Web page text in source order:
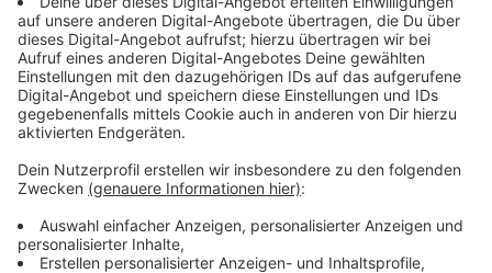
sondern ganz persönliche Geschichten - das ist „Fünf
für"!
Anzeige
Wir benötigen Ihre
Zustimmung, um den YouTube
Video-Service zu laden!